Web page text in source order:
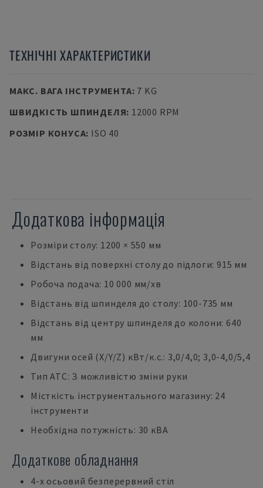
ТЕХНІЧНІ ХАРАКТЕРИСТИКИ
МАКС. ВАГА ІНСТРУМЕНТА: 7 KG
ШВИДКІСТЬ ШПИНДЕЛЯ: 12000 RPM
РОЗМІР КОНУСА: ISO 40
Додаткова інформація
Розміри столу: 1200 × 550 мм
Відстань від поверхні столу до підлоги: 915 мм
Робоча подача: 10 000 мм/хв
Відстань від шпинделя до столу: 100-735 мм
Відстань від центру шпинделя до колони: 640
мм
Двигуни осей (X/Y/Z) кВт/к.с.: 3,0/4,0; 3,0-4,0/5,4
Тип ATC: З можливістю зміни руки
Місткість інструментального магазину: 24
інструменти
Необхідна потужність: 30 кВА
Додаткове обладнання
4-х осьовий безперервний стіл